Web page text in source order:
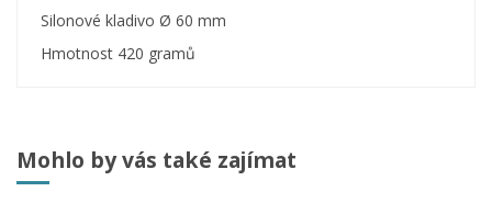
Silonové kladivo Ø 60 mm
Hmotnost 420 gramů
Mohlo by vás také zajímat